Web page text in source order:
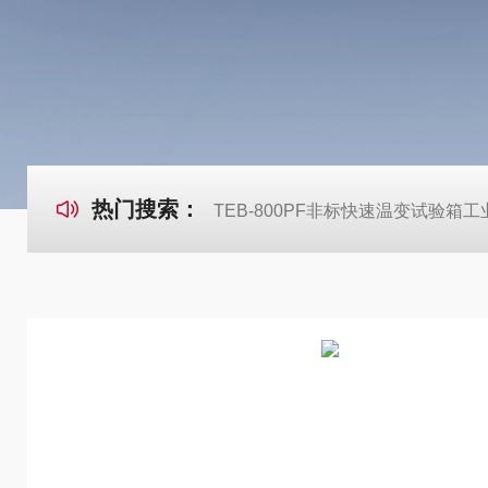
热门搜索： TEB-800PF非标快速温变试验箱工